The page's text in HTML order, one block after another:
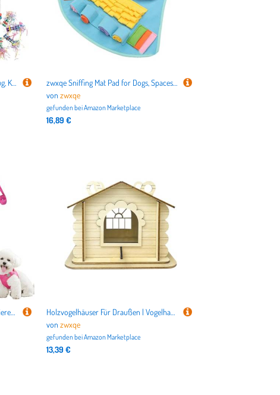
zwxqe Vogel-Zerkleinerungsspielzeug, Kauspielzeug für Vögel, Zerkleinerungszubehör, Lovebird-Trainingswerkzeug für Sittiche, Sittiche, Nymphensittiche
zwxqe Sniffing Mat Pad for Dogs, Spaceship Design Toy, Educational Food Hiding Mat, 25.98x21.26 Inches Puppy Slow Feeding Pad to Prevent Choking and Enhance Smell Training
vonzwxqe
gefunden beiAmazon Marketplace
16,89 €
Hundegeschirr gegen Ziehen, reflektierendes Welpengeschirr mit Seil-Set, Haustier-Trainingszubehör, einfache Kontrolle, Traktionsseil für Einkaufen, Outdoor-Aktivitäten und
Holzvogelhäuser Für Draußen | Vogelhaus Aus Holz | Für Garten Hof Balkon Baum & Vogelhäuschen Zur Vogelfütterung Im Freien
vonzwxqe
gefunden beiAmazon Marketplace
13,39 €